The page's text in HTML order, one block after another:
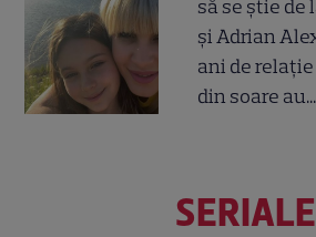
să se știe de
și Adrian
ani de
din soare au...
SERIALE